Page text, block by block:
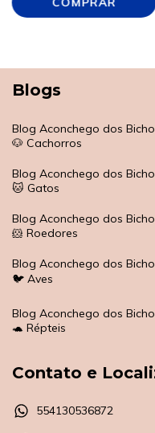
Blogs
Blog Aconchego dos
🐶 Cachorros
Blog Aconchego dos
🐱 Gatos
Blog Aconchego dos
🐹 Roedores
Blog Aconchego dos
🐦 Aves
Blog Aconchego dos
🐢 Répteis
Contato e
554130536872